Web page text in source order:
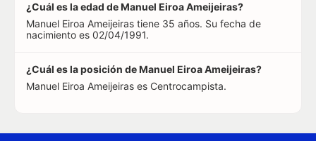
¿Cuál es la edad de Manuel Eiroa Ameijeiras?
Manuel Eiroa Ameijeiras tiene 35 años. Su fecha de
nacimiento es 02/04/1991.
¿Cuál es la posición de Manuel Eiroa Ameijeiras?
Manuel Eiroa Ameijeiras es Centrocampista.